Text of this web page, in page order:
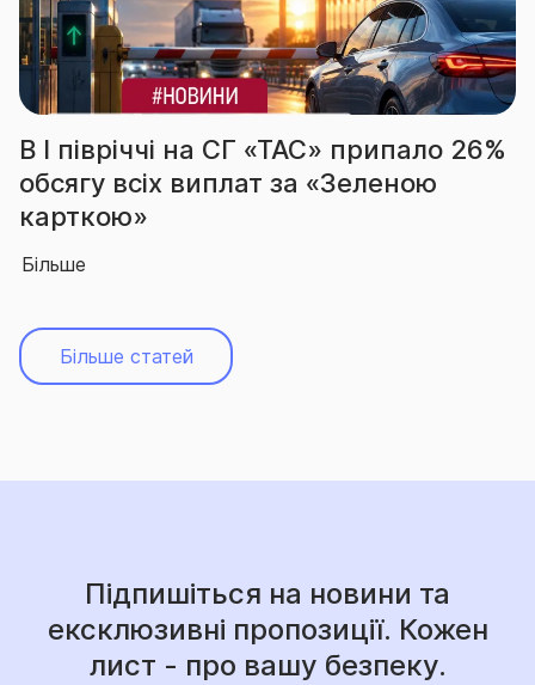
26%
За підсумками І
вчергове підтвердила
Більше статей
Підпишіться на новини та
ексклюзивні пропозиції. Кожен
лист - про вашу безпеку.